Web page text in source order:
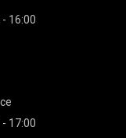
16:00
17:00